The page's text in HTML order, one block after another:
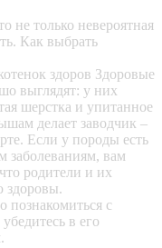
не только невероятная
Как выбрать
здоров Здоровые
выглядят: у них
шерстка и упитанное
делает заводчик –
Если у породы есть
заболеваниям, вам
родители и их
здоровы.
познакомиться с
в его